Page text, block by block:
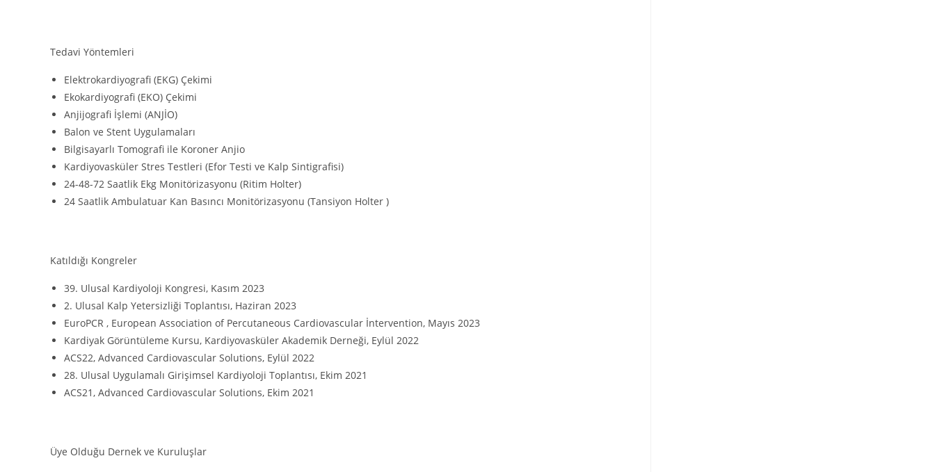
Tedavi Yöntemleri
Elektrokardiyografi (EKG) Çekimi
Ekokardiyografi (EKO) Çekimi
Anjijografi İşlemi (ANJİO)
Balon ve Stent Uygulamaları
Bilgisayarlı Tomografi ile Koroner Anjio
Kardiyovasküler Stres Testleri (Efor Testi ve Kalp Sintigrafisi)
24-48-72 Saatlik Ekg Monitörizasyonu (Ritim Holter)
24 Saatlik Ambulatuar Kan Basıncı Monitörizasyonu (Tansiyon Holter )
Katıldığı Kongreler
39. Ulusal Kardiyoloji Kongresi, Kasım 2023
2. Ulusal Kalp Yetersizliği Toplantısı, Haziran 2023
EuroPCR , European Association of Percutaneous Cardiovascular İntervention, Mayıs 2023
Kardiyak Görüntüleme Kursu, Kardiyovasküler Akademik Derneği, Eylül 2022
ACS22, Advanced Cardiovascular Solutions, Eylül 2022
28. Ulusal Uygulamalı Girişimsel Kardiyoloji Toplantısı, Ekim 2021
ACS21, Advanced Cardiovascular Solutions, Ekim 2021
Üye Olduğu Dernek ve Kuruluşlar